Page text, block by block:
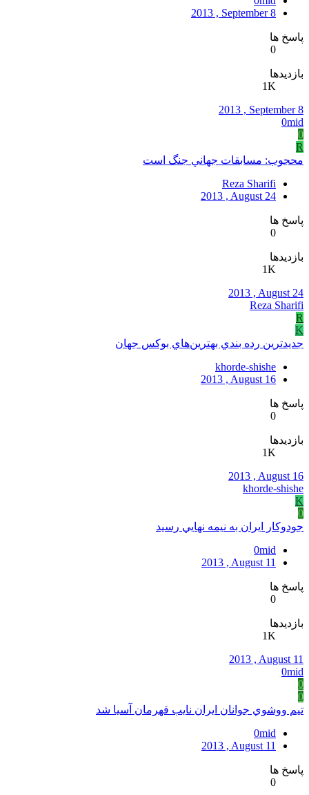
2013 , September 8
پاسخ ها
0
بازدیدها
1K
2013 , September 8
0mid
0
R
محجوب: مسابقات جهاني جنگ است
Reza Sharifi
2013 , August 24
پاسخ ها
0
بازدیدها
1K
2013 , August 24
Reza Sharifi
R
K
جديدترين رده بندي بهترين‌هاي بوکس جهان
khorde-shishe
2013 , August 16
پاسخ ها
0
بازدیدها
1K
2013 , August 16
khorde-shishe
K
0
جودوکار ايران به نيمه نهايي رسيد
0mid
2013 , August 11
پاسخ ها
0
بازدیدها
1K
2013 , August 11
0mid
0
0
تيم ووشوي جوانان ايران نايب قهرمان آسيا شد
0mid
2013 , August 11
پاسخ ها
0